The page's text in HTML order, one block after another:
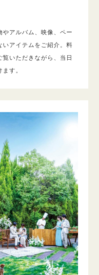
やアルバム、映像、ペー
いアイテムをご紹介。料
いただきながら、当日
す。